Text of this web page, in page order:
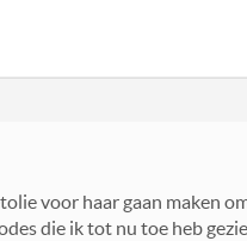
voor haar gaan maken
die ik tot nu toe heb